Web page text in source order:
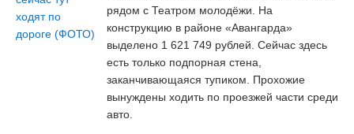
рядом с Театром молодёжи. На
конструкцию в районе «Авангарда»
выделено 1 621 749 рублей. Сейчас здесь
есть только подпорная стена,
заканчивающаяся тупиком. Прохожие
вынуждены ходить по проезжей части среди
авто.